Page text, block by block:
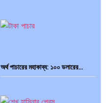
অর্থ পাচারের মহাকাব্য: ১০০ ডলারের…